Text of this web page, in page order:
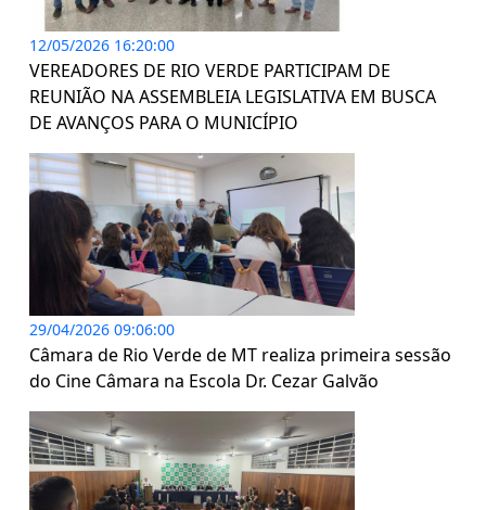
12/05/2026 16:20:00
VEREADORES DE RIO VERDE PARTICIPAM DE
REUNIÃO NA ASSEMBLEIA LEGISLATIVA EM BUSCA
DE AVANÇOS PARA O MUNICÍPIO
29/04/2026 09:06:00
Câmara de Rio Verde de MT realiza primeira sessão
do Cine Câmara na Escola Dr. Cezar Galvão